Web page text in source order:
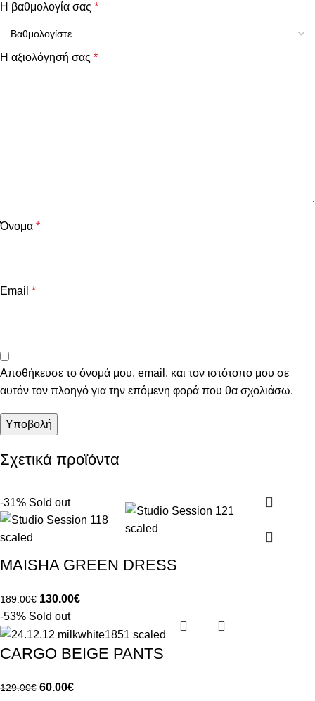
Η βαθμολογία σας *
Η αξιολόγησή σας *
Όνομα *
Email *
Αποθήκευσε το όνομά μου, email, και τον ιστότοπο μου σε
αυτόν τον πλοηγό για την επόμενη φορά που θα σχολιάσω.
Σχετικά προϊόντα
-31% Sold out
MAISHA GREEN DRESS
189.00€ 130.00€
-53% Sold out
CARGO BEIGE PANTS
129.00€ 60.00€